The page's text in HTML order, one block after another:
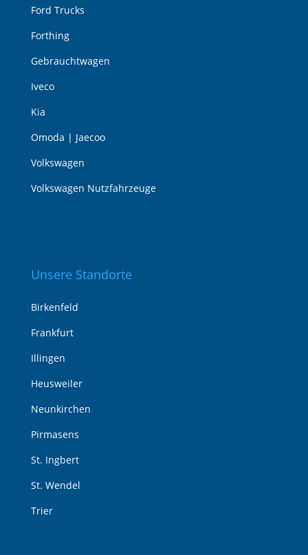
Ford Trucks
Forthing
Gebrauchtwagen
Iveco
Kia
Omoda | Jaecoo
Volkswagen
Volkswagen Nutzfahrzeuge
Unsere Standorte
Birkenfeld
Frankfurt
Illingen
Heusweiler
Neunkirchen
Pirmasens
St. Ingbert
St. Wendel
Trier